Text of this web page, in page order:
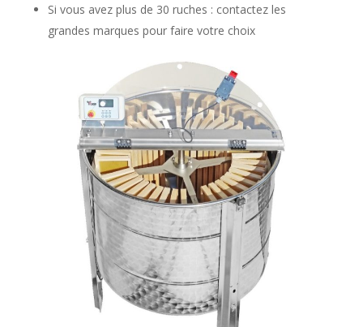
Si vous avez plus de 30 ruches : contactez les
grandes marques pour faire votre choix